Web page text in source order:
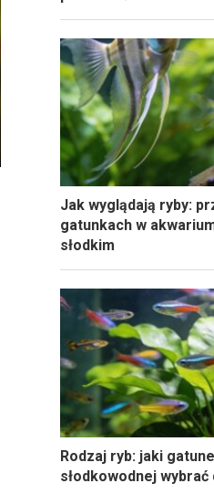
Jak wyglądają ryby:
gatunkach w
słodkim
Rodzaj ryb: jaki
słodkowodnej